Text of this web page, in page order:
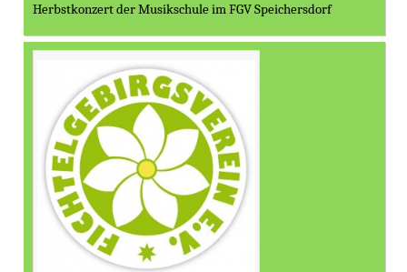
Herbstkonzert der Musikschule im FGV Speichersdorf